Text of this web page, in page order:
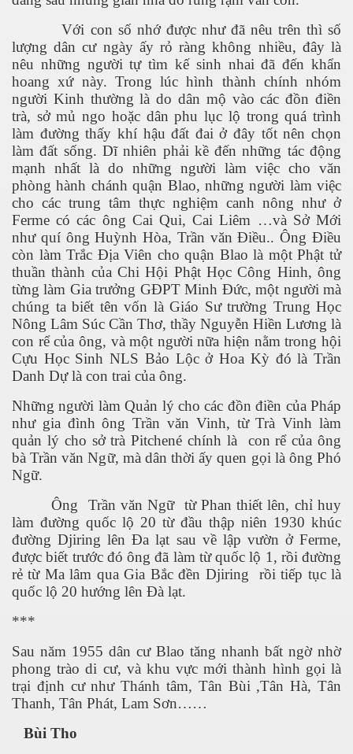
Với con số nhớ được như đã nêu trên thì số
lượng dân cư ngày ấy rỏ ràng không nhiều, đây là
nêu những người tự tìm kế sinh nhai đã đến khẩn
hoang xứ này. Trong lúc hình thành chính nhóm
người Kinh thường là do dân mộ vào các đồn điền
trà, sở mủ ngo hoặc dân phu lục lộ trong quá trình
làm đường thấy khí hậu đất đai ở đây tốt nên chọn
làm đất sống. Dĩ nhiên phải kề đến những tác động
mạnh nhất là do những người làm việc cho văn
phòng hành chánh quận Blao, những người làm việc
cho các trung tâm thực nghiệm canh nông như ở
Ferme có các ông Cai Qui, Cai Liêm …và Sở Mới
như quí ông Huỳnh Hòa, Trần văn Điều.. Ông Điều
còn làm Trắc Địa Viên cho quận Blao là một Phật tử
thuần thành của Chi Hội Phật Học Công Hinh, ông
từng làm Gia trưởng GĐPT Minh Đức, một người mà
chúng ta biết tên vốn là Giáo Sư trường Trung Học
Nông Lâm Súc Cần Thơ, thầy Nguyễn Hiền Lương là
con rể của ông, và một người nữa hiện nằm trong hội
Cựu Học Sinh NLS Bảo Lộc ở Hoa Kỳ đó là Trần
Danh Dự là con trai của ông.
Những người làm Quản lý cho các đồn điền của Pháp
như gia đình ông Trần văn Vinh, từ Trà Vinh làm
quản lý cho sở trà Pitchené chính là con rể của ông
bà Trần văn Ngữ, mà dân thời ấy quen gọi là ông Phó
Ngữ.
Ông Trần văn Ngữ từ Phan thiết lên, chỉ huy
làm đường quốc lộ 20 từ đầu thập niên 1930 khúc
đường Djiring lên Đa lạt sau về lập vườn ở Ferme,
được biết trước đó ông đã làm từ quốc lộ 1, rồi đường
rẻ từ Ma lâm qua Gia Bắc đền Djiring rồi tiếp tục là
quốc lộ 20 hướng lên Đà lạt.
***
Sau năm 1955 dân cư Blao tăng nhanh bất ngờ nhờ
phong trào di cư, và khu vực mới thành hình gọi là
trại định cư như Thánh tâm, Tân Bùi ,Tân Hà, Tân
Thanh, Tân Phát, Lam Sơn……
Bùi Tho
tại Anh